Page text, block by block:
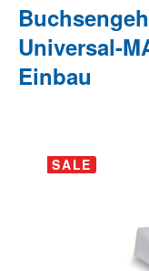
Universal-
Einbau
Bildergalerie
SALE